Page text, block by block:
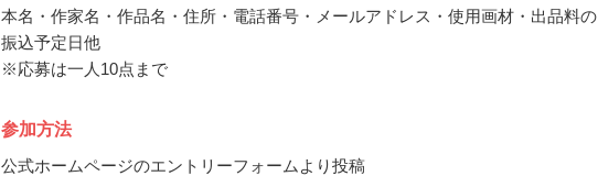
本名・作家名・作品名・住所・電話番号・メールアドレス・使用画材・出品料の
振込予定日他
※応募は一人10点まで
参加方法
公式ホームページのエントリーフォームより投稿